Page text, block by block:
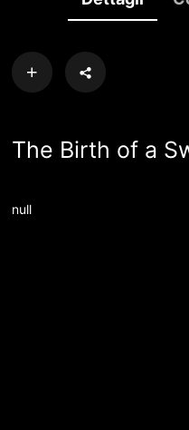
The Birth of a
null